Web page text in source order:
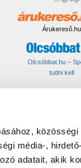
média-,
adatait, akik
Árukereső.hu
Olcsóbbat.hu –
tudni kell